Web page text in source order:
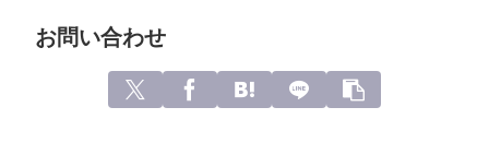
お問い合わせ